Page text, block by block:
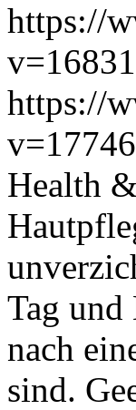
https://
https://
Health
Tag
nach
sind.